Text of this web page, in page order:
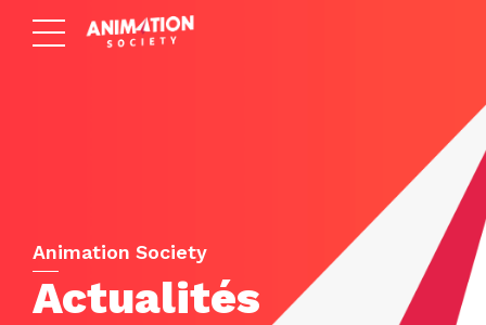
Animation Society
Actualités